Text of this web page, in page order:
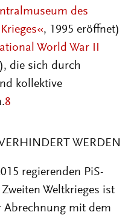
des
, 1995 eröffnet)
World War II
die sich durch
kollektive
8
WERDEN
regierenden PiS-
Weltkrieges ist
Abrechnung mit dem